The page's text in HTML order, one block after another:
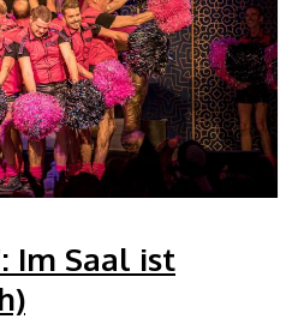
Im Saal ist